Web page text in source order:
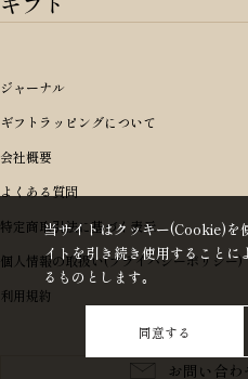
アイテムから選ぶ
リュックサック・デイパック・
ショルダーバッグ
ボディバッグ・ウエストバッグ
長財布
二つ折り財布
三つ折り財布
コインケース・小銭入れ
m＋ エムピウ
PORTER 吉田カバン ポーター
BRIEFING ブリーフィング
Dakota ダコタ
CLEDRAN クレドラン
aniary アニアリ
CIE シー
master-piece マスターピース
StitchandSew ステッチアンド
すべてを見る
オリジナルランドセル
女の子ランドセル
男の子ランドセル
ランドセル小物・その他
レッド
ピンク
パープル(ラベンダー)
キャメル
価格から選ぶ
〜49,999円
50,000円〜59,999円
60,000円〜69,999円
70,000円〜79,999円
80,000円〜
ゴルフTOP
アイテムから選ぶ
キャディバッグ
ヘッドカバー
ゴルフ小物
ゴルフウェア/アクセサリー
ブランドから選ぶ
BRIEFING ブリーフィング
master-piece マスターピース
JONES ジョーンズ
木の庄帆布
シーンから探す
誕生日
結婚祝い
出産祝い
入学・進学祝い
成人祝い
就職・栄転祝い
ゴルフコンペ景品
長寿・還暦祝い
性別・年齢から探す
男性向け
女性向け
10代
20代
30代
予算から探す
〜4,999円
5,000円〜9,999円
10,000円〜19,999円
20,000円〜29,999円
30,000円〜39,999円
ジャーナル
ギフトラッピングについて
会社概要
よくある質問
特定商取引法に基づく表示
個人情報の取扱い(プライバシーポリシー)
利用規約
お問い合わ
当サイトはクッキー(Cookie)を
イトを引き続き使用することに
るものとします｡
同意する